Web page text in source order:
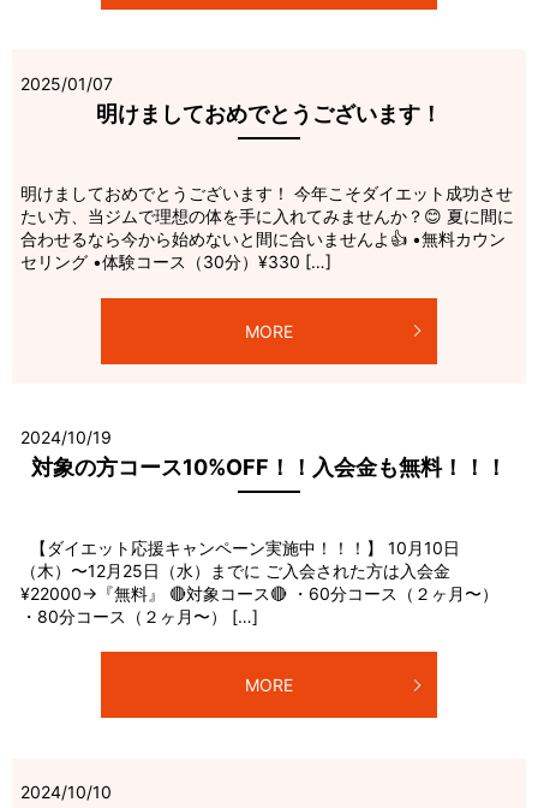
2025/01/07
明けましておめでとうございます！
明けましておめでとうございます！ 今年こそダイエット成功させ
たい方、当ジムで理想の体を手に入れてみませんか？😊 夏に間に
合わせるなら今から始めないと間に合いませんよ👍 •無料カウン
セリング •体験コース（30分）¥330 […]
MORE
2024/10/19
対象の方コース10%OFF！！入会金も無料！！！
【ダイエット応援キャンペーン実施中！！！】 10月10日
（木）〜12月25日（水）までに ご入会された方は入会金
¥22000→『無料』 🔴対象コース🔴 ・60分コース（２ヶ月〜）
・80分コース（２ヶ月〜） […]
MORE
2024/10/10